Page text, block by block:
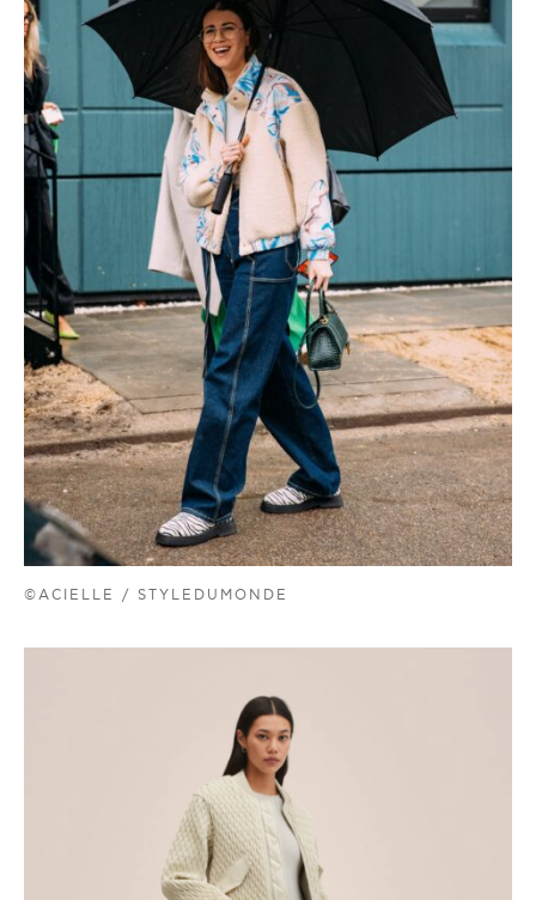
©ACIELLE / STYLEDUMONDE